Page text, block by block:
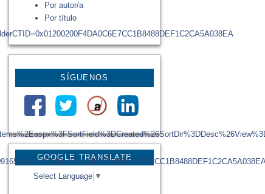
GOOGLE TRANSLATE
Select Language ▼
Por autor/a
Por título
SÍGUENOS